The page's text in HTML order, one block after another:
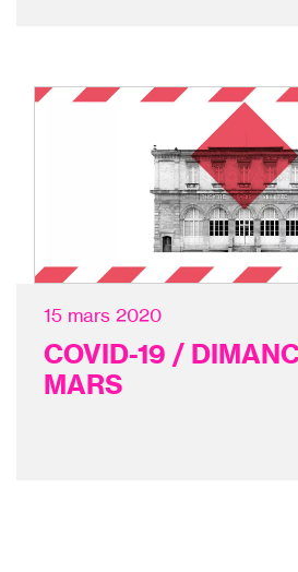
15 mars 2020
COVID-19 /
MARS